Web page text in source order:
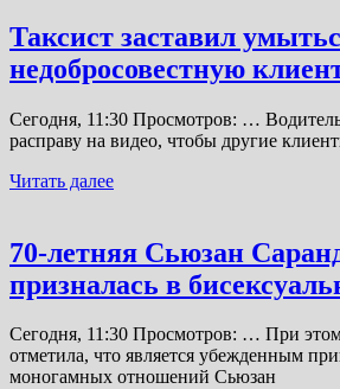
Таксист заставил
недобросовестную
Сегодня, 11:30 Просмотров: …
расправу на видео, чтобы другие
Читать далее
70-летняя Сьюзан
призналась в
Сегодня, 11:30 Просмотров: … При
отметила, что является убежденным
моногамных отношений Сьюзан